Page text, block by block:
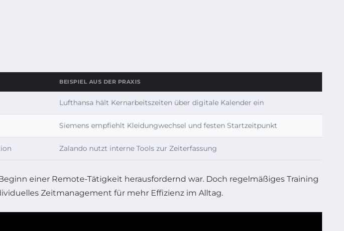
BEISPIEL AUS DER PRAXIS
Lufthansa hält Kernarbeitszeiten über digitale Kalender ein
Siemens empfiehlt Kleidungwechsel und festen Startzeitpunkt
Zalando nutzt interne Tools zur Zeiterfassung
einer Remote-Tätigkeit herausfordernd war. Doch regelmäßiges Training
Zeitmanagement für mehr Effizienz im Alltag.